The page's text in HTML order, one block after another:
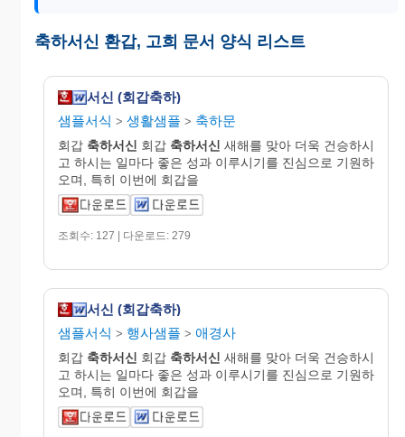
축하서신 환갑, 고희 문서 양식 리스트
서신 (회갑축하)
샘플서식 > 생활샘플 > 축하문
회갑 축하서신 회갑 축하서신 새해를 맞아 더욱 건승하시
고 하시는 일마다 좋은 성과 이루시기를 진심으로 기원하
오며, 특히 이번에 회갑을
조회수: 127 | 다운로드: 279
서신 (회갑축하)
샘플서식 > 행사샘플 > 애경사
회갑 축하서신 회갑 축하서신 새해를 맞아 더욱 건승하시
고 하시는 일마다 좋은 성과 이루시기를 진심으로 기원하
오며, 특히 이번에 회갑을